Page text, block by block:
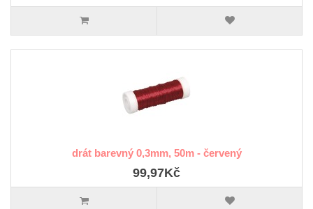
drát barevný 0,3mm, 50m - červený
99,97Kč